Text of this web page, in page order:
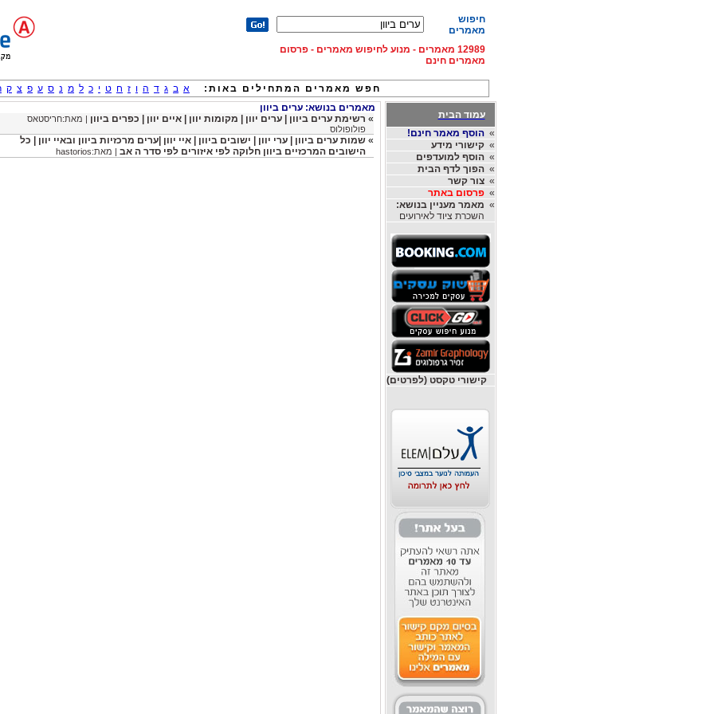
חיפוש
מאמרים
12989 מאמרים - מנוע לחיפוש מאמרים - פרסום
מאמרים חינם
חפש מאמרים המתחילים באות: א ב ג ד ה ו ז ח ט י כ ל מ נ ס ע פ צ ק
עמוד הבית
»הוסף מאמר חינם!
»קישורי מידע
»הוסף למועדפים
»הפוך לדף הבית
»צור קשר
»פרסום באתר
» מאמר מעניין בנושא:
השכרת ציוד לאירועים
קישורי טקסט (לפרטים)
מאמרים בנושא: ערים ביוון
» רשימת ערים ביוון | ערים יוון | מקומות יוון | איים יוון | כפרים ביוון | מאת:חריסטאס
פולופולוס
» שמות ערים ביוון | ערי יוון | ישובים ביוון | איי יוון |ערים מרכזיות ביוון ובאיי יוון | כל
הישובים המרכזיים ביוון חלוקה לפי איזורים לפי סדר ה אב | מאת:hastorios